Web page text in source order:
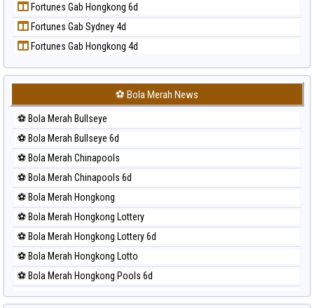
Prediksi Singapore
Prediksi Sydney
Prediksi Sydney Lottery
Prediksi Sydney Lottery 6d
Prediksi Sydney Pools 6d
Prediksi Taipei
Prediksi Taiwan
Fortunes Gab Hongkong 6d
Fortunes Gab Sydney 4d
Fortunes Gab Hongkong 4d
⚽ Bola Merah News
⚽ Bola Merah Bullseye
⚽ Bola Merah Bullseye 6d
⚽ Bola Merah Chinapools
⚽ Bola Merah Chinapools 6d
⚽ Bola Merah Hongkong
⚽ Bola Merah Hongkong Lottery
⚽ Bola Merah Hongkong Lottery 6d
⚽ Bola Merah Hongkong Lotto
⚽ Bola Merah Hongkong Pools 6d
⚽ Bola Merah Japan